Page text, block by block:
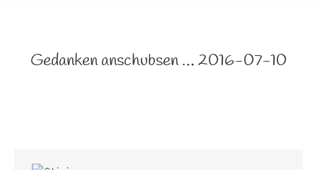
Gedanken anschubsen … 2016-07-10